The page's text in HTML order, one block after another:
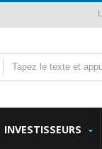
INVESTISSEURS